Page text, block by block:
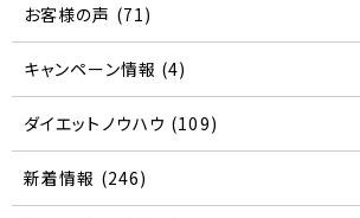
お客様の声 (71)
キャンペーン情報 (4)
ダイエットノウハウ (109)
新着情報 (246)